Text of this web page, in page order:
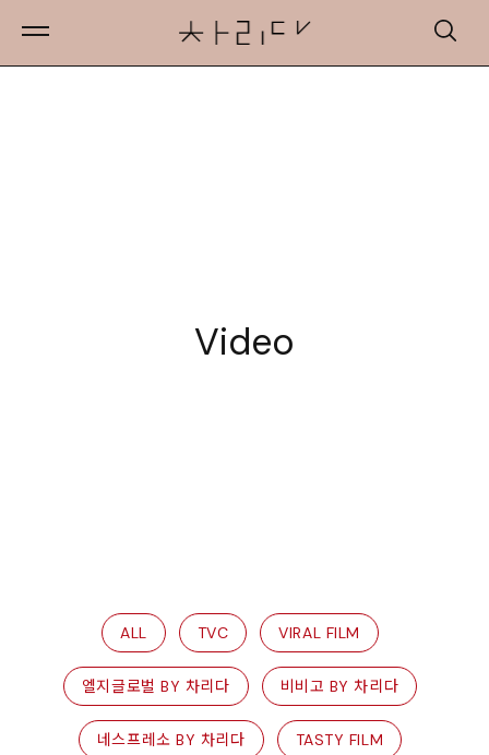
ALL TVC VIRAL FILM
엘지글로벌 BY 차리다 비비고 BY 차리다
네스프레소 BY 차리다 TASTY FILM